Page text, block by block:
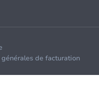
de facturation